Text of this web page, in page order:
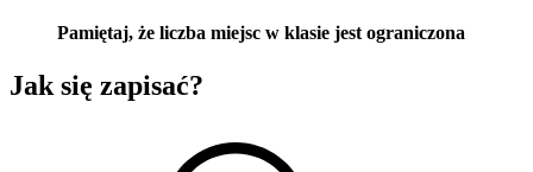
Pamiętaj, że liczba miejsc w klasie jest ograniczona
Jak się zapisać?